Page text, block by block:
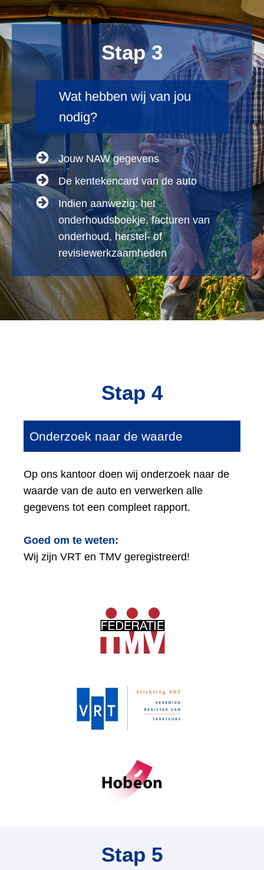
Stap 3
Wat hebben wij van jou
nodig?
Jouw NAW gegevens
De kentekencard van de auto
Indien aanwezig: het
onderhoudsboekje, facturen van
onderhoud, herstel- of
revisiewerkzaamheden
Stap 4
Onderzoek naar de waarde
Op ons kantoor doen wij onderzoek naar de
waarde van de auto en verwerken alle
gegevens tot een compleet rapport.
Goed om te weten:
Wij zijn VRT en TMV geregistreerd!
Stap 5